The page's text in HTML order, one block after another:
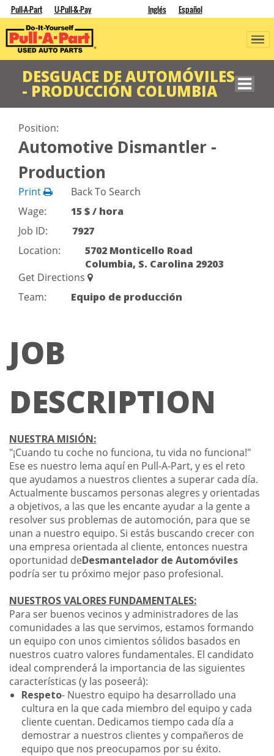
Pull-A-Part U-Pull-&-Pay Inglés Español
DESGUACE DE AUTOMÓVILES
- PRODUCCIÓN COLUMBIA
Position:
Automotive Dismantler -
Production
Print
Back To Search
Wage:
15 $ / hora
Job ID:
7927
Location:
5702 Monticello Road
Columbia, S. Carolina 29203
Get Directions
Team:
Equipo de producción
JOB
DESCRIPTION
NUESTRA MISIÓN:
"¡Cuando tu coche no funciona, tu vida no funciona!"
Ese es nuestro lema aquí en Pull-A-Part, y es el reto
que ayudamos a nuestros clientes a superar cada día.
Actualmente buscamos personas alegres y orientadas
a objetivos, a las que les encante ayudar a la gente a
resolver sus problemas de automoción, para que se
unan a nuestro equipo. Si estás buscando crecer con
una empresa orientada al cliente, entonces nuestra
oportunidad deDesmantelador de Automóviles
podría ser tu próximo mejor paso profesional.
NUESTROS VALORES FUNDAMENTALES:
Para ser buenos vecinos y administradores de las
comunidades a las que servimos, estamos formando
un equipo con unos cimientos sólidos basados en
nuestros cuatro valores fundamentales. El candidato
ideal comprenderá la importancia de las siguientes
características (y las poseerá):
Respeto- Nuestro equipo ha desarrollado una
cultura en la que cada miembro del equipo y cada
cliente cuentan. Dedicamos tiempo cada día a
demostrar a nuestros clientes y compañeros de
equipo que nos preocupamos por su éxito.